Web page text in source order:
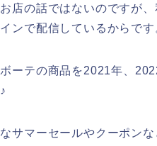
店の話ではないのですが
ンで配信しているからです
ーテの商品を2021年、
サマーセールやクーポン